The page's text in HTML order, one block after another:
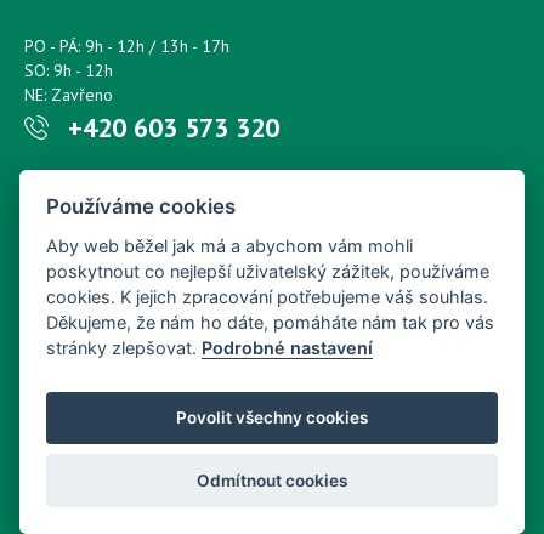
PO - PÁ: 9h - 12h / 13h - 17h
SO: 9h - 12h
NE: Zavřeno
+420 603 573 320
petr.sonsky@centrum.cz
Copyright © Nový Web s.r.o. 2026
Používáme cookies
Aby web běžel jak má a abychom vám mohli
poskytnout co nejlepší uživatelský zážitek, používáme
cookies. K jejich zpracování potřebujeme váš souhlas.
Děkujeme, že nám ho dáte, pomáháte nám tak pro vás
stránky zlepšovat. Podrobné nastavení
Povolit všechny cookies
Odmítnout cookies